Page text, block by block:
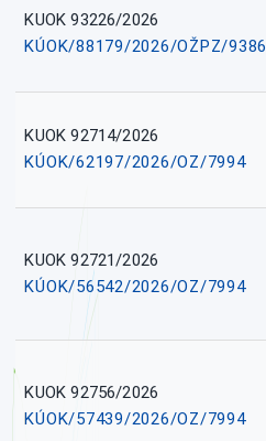
KUOK 93226/2026
KÚOK/88179/2026/OŽPZ/9386
KUOK 92714/2026
KÚOK/62197/2026/OZ/7994
KUOK 92721/2026
KÚOK/56542/2026/OZ/7994
KUOK 92756/2026
KÚOK/57439/2026/OZ/7994